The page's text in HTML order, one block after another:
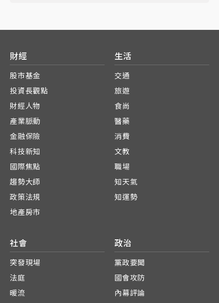
財經
股市基金
投資長觀點
財經人物
產業脈動
金融保險
科技新知
國際焦點
趨勢大師
政策法規
地產房市
生活
交通
旅遊
食尚
醫藥
消費
文教
職場
知天氣
知運勢
社會
突發現場
法庭
暖流
政治
黨政要聞
國會攻防
內幕評論